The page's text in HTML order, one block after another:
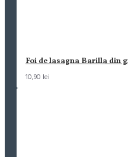
Foi de lasagna Barilla din
10,90 lei